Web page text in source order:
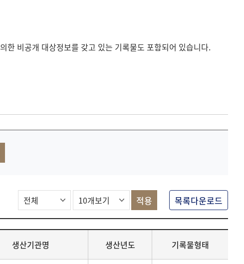
한 비공개 대상정보를 갖고 있는 기록물도 포함되어 있습니다.
목록다운로드
생산기관명 생산년도 기록물형태